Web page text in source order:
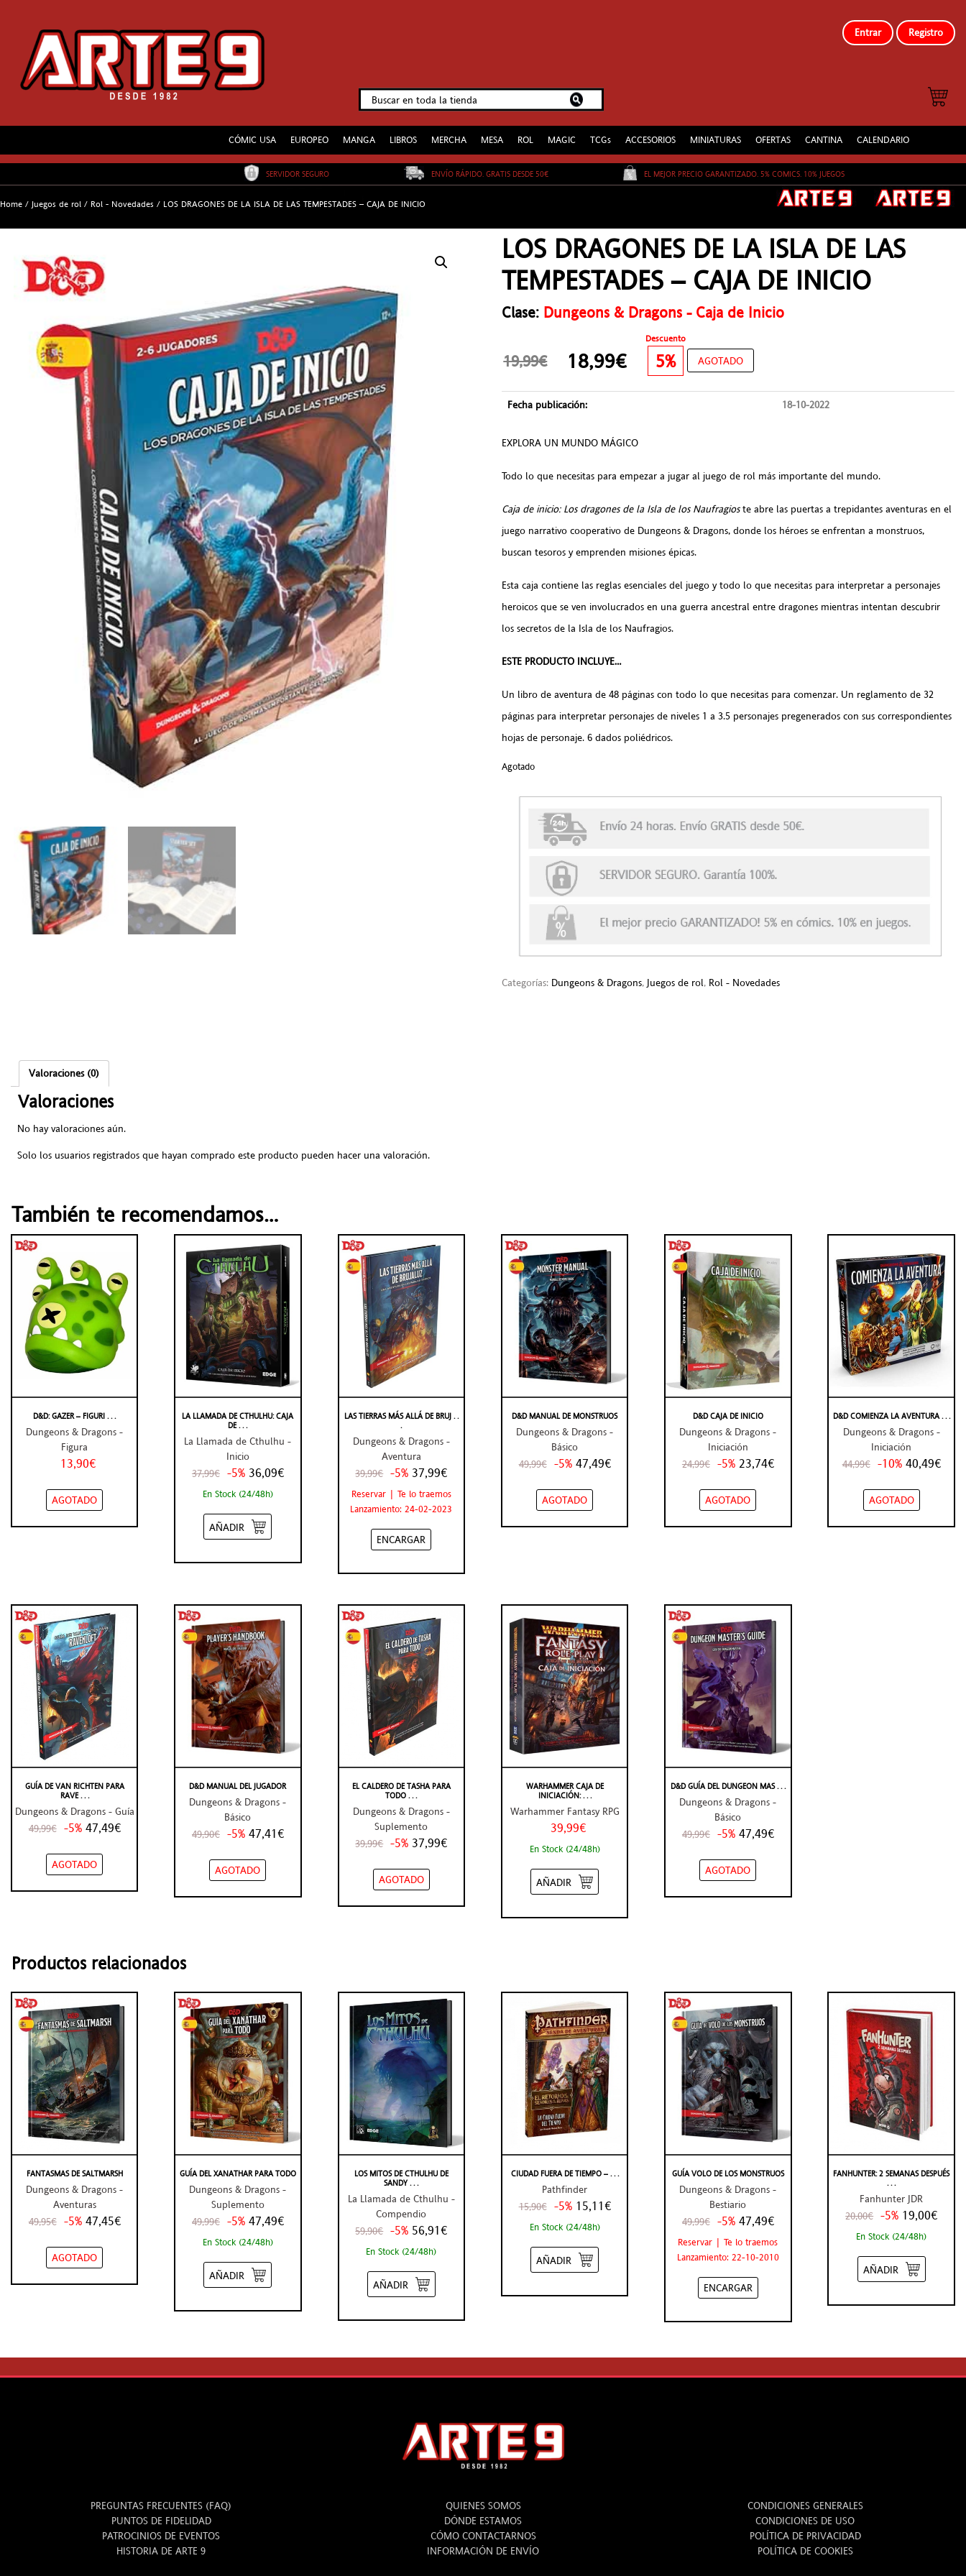
Entrar Registro
CÓMIC USA EUROPEO MANGA LIBROS MERCHA MESA ROL MAGIC TCGs ACCESORIOS MINIATURAS OFERTAS CANTINA CALENDARIO
SERVIDOR SEGURO ENVÍO RÁPIDO. GRATIS DESDE 50€ EL MEJOR PRECIO GARANTIZADO. 5% COMICS. 10% JUEGOS
Home / Juegos de rol / Rol - Novedades / LOS DRAGONES DE LA ISLA DE LAS TEMPESTADES – CAJA DE INICIO
LOS DRAGONES DE LA ISLA DE LAS
TEMPESTADES – CAJA DE INICIO
Clase: Dungeons & Dragons - Caja de Inicio
Descuento
19,99€ 18,99€ 5% AGOTADO
Fecha publicación: 18-10-2022
EXPLORA UN MUNDO MÁGICO
Todo lo que necesitas para empezar a jugar al juego de rol más importante del mundo.
Caja de inicio: Los dragones de la Isla de los Naufragioste abre las puertas a trepidantes aventuras en el
juego narrativo cooperativo de Dungeons & Dragons, donde los héroes se enfrentan a monstruos,
buscan tesoros y emprenden misiones épicas.
Esta caja contiene las reglas esenciales del juego y todo lo que necesitas para interpretar a personajes
heroicos que se ven involucrados en una guerra ancestral entre dragones mientras intentan descubrir
los secretos de la Isla de los Naufragios.
ESTE PRODUCTO INCLUYE…
Un libro de aventura de 48 páginas con todo lo que necesitas para comenzar. Un reglamento de 32
páginas para interpretar personajes de niveles 1 a 3.5 personajes pregenerados con sus correspondientes
hojas de personaje. 6 dados poliédricos.
Agotado
Categorías: Dungeons & Dragons, Juegos de rol, Rol - Novedades
Valoraciones (0)
Valoraciones
No hay valoraciones aún.
Solo los usuarios registrados que hayan comprado este producto pueden hacer una valoración.
También te recomendamos…
D&D: GAZER – FIGURI . . .
Dungeons & Dragons -
Figura
13,90€
AGOTADO
LA LLAMADA DE CTHULHU: CAJA
DE . . .
La Llamada de Cthulhu -
Inicio
37,99€ -5% 36,09€
En Stock (24/48h)
AÑADIR
LAS TIERRAS MÁS ALLÁ DE BRUJ . .
.
Dungeons & Dragons -
Aventura
39,99€ -5% 37,99€
Reservar | Te lo traemos
Lanzamiento: 24-02-2023
ENCARGAR
D&D MANUAL DE MONSTRUOS
Dungeons & Dragons -
Básico
49,99€ -5% 47,49€
AGOTADO
D&D CAJA DE INICIO
Dungeons & Dragons -
Iniciación
24,99€ -5% 23,74€
AGOTADO
D&D COMIENZA LA AVENTURA . . .
Dungeons & Dragons -
Iniciación
44,99€ -10% 40,49€
AGOTADO
GUÍA DE VAN RICHTEN PARA
RAVE . . .
Dungeons & Dragons - Guía
49,99€ -5% 47,49€
AGOTADO
D&D MANUAL DEL JUGADOR
Dungeons & Dragons -
Básico
49,90€ -5% 47,41€
AGOTADO
EL CALDERO DE TASHA PARA
TODO . . .
Dungeons & Dragons -
Suplemento
39,99€ -5% 37,99€
AGOTADO
WARHAMMER CAJA DE
INICIACIÓN: . . .
Warhammer Fantasy RPG
39,99€
En Stock (24/48h)
AÑADIR
D&D GUÍA DEL DUNGEON MAS . . .
Dungeons & Dragons -
Básico
49,99€ -5% 47,49€
AGOTADO
Productos relacionados
FANTASMAS DE SALTMARSH
Dungeons & Dragons -
Aventuras
49,95€ -5% 47,45€
AGOTADO
GUÍA DEL XANATHAR PARA TODO
Dungeons & Dragons -
Suplemento
49,99€ -5% 47,49€
En Stock (24/48h)
AÑADIR
LOS MITOS DE CTHULHU DE
SANDY . . .
La Llamada de Cthulhu -
Compendio
59,90€ -5% 56,91€
En Stock (24/48h)
AÑADIR
CIUDAD FUERA DE TIEMPO – . . .
Pathfinder
15,90€ -5% 15,11€
En Stock (24/48h)
AÑADIR
GUÍA VOLO DE LOS MONSTRUOS
Dungeons & Dragons -
Bestiario
49,99€ -5% 47,49€
Reservar | Te lo traemos
Lanzamiento: 22-10-2010
ENCARGAR
FANHUNTER: 2 SEMANAS DESPUÉS
. . .
Fanhunter JDR
20,00€ -5% 19,00€
En Stock (24/48h)
AÑADIR
PREGUNTAS FRECUENTES (FAQ)
PUNTOS DE FIDELIDAD
PATROCINIOS DE EVENTOS
HISTORIA DE ARTE 9
QUIENES SOMOS
DÓNDE ESTAMOS
CÓMO CONTACTARNOS
INFORMACIÓN DE ENVÍO
CONDICIONES GENERALES
CONDICIONES DE USO
POLÍTICA DE PRIVACIDAD
POLÍTICA DE COOKIES